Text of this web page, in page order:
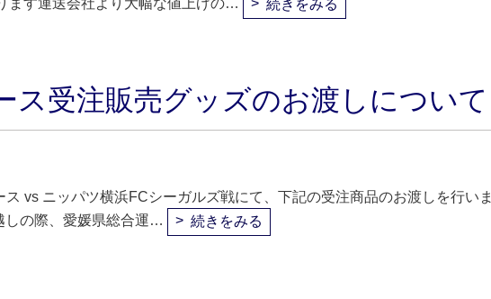
続きをみる
ス受注販売グッズのお渡しについて
vs ニッパツ横浜FCシーガルズ戦にて、下記の受注商品のお渡しを行いま
しの際、愛媛県総合運…
続きをみる